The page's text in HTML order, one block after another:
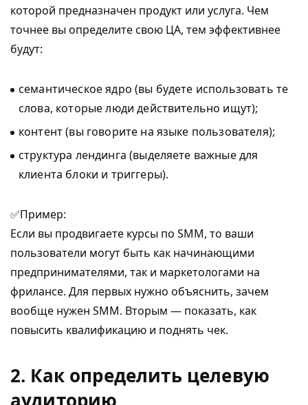
которой предназначен продукт или услуга. Чем
точнее вы определите свою ЦА, тем эффективнее
будут:
семантическое ядро (вы будете использовать те
слова, которые люди действительно ищут);
контент (вы говорите на языке пользователя);
структура лендинга (выделяете важные для
клиента блоки и триггеры).
✅Пример:
Если вы продвигаете курсы по SMM, то ваши
пользователи могут быть как начинающими
предпринимателями, так и маркетологами на
фрилансе. Для первых нужно объяснить, зачем
вообще нужен SMM. Вторым — показать, как
повысить квалификацию и поднять чек.
2. Как определить целевую